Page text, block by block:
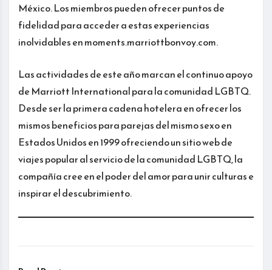
México. Los miembros pueden ofrecer puntos de
fidelidad para acceder a estas experiencias
inolvidables en moments.marriottbonvoy.com.
Las actividades de este año marcan el continuo apoyo
de Marriott International para la comunidad LGBTQ.
Desde ser la primera cadena hotelera en ofrecer los
mismos beneficios para parejas del mismo sexo en
Estados Unidos en 1999 ofreciendo un sitio web de
viajes popular al servicio de la comunidad LGBTQ, la
compañía cree en el poder del amor para unir culturas e
inspirar el descubrimiento.